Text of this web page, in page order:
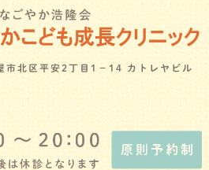
北区平安2丁目1－14 カトレヤビル